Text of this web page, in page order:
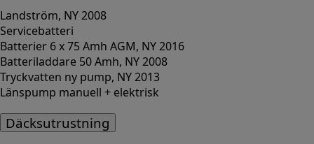
Landström, NY 2008
Servicebatteri
Batterier 6 x 75 Amh AGM, NY 2016
Batteriladdare 50 Amh, NY 2008
Tryckvatten ny pump, NY 2013
Länspump manuell + elektrisk
Däcksutrustning